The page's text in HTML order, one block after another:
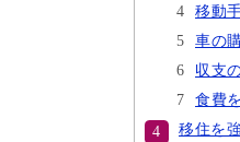
移動
車の
収支
食費
移住を